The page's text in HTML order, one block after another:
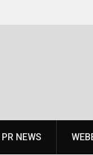
PR NEWS